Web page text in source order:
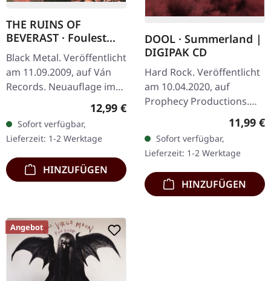
THE RUINS OF
BEVERAST · Foulest
Semen Of A Sheltered
Elite | DIGIPAK CD
Black Metal. Veröffentlicht
am 11.09.2009, auf Ván
Records. Neuauflage im
DigiPak. "Foulest Semen
Of A Sheltered Elite" von
The Ruins Of Beverast
ist…
Regulärer Preis:
12,99 €
Sofort verfügbar,
Lieferzeit: 1-2 Werktage
HINZUFÜGEN
DOOL · Summerland |
DIGIPAK CD
Hard Rock. Veröffentlicht
am 10.04.2020, auf
Prophecy Productions.
Erstauflage im DigiPak.
Was passiert, wenn man
die ätherische Dunkelheit
des…
11,99 €
Sofort verfügbar,
Lieferzeit: 1-2 Werktage
HINZUFÜGEN
Angebot